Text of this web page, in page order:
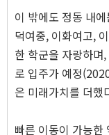
이 밖에도 정동 내
덕여중, 이화여고,
한 학군을 자랑하며
로 입주가 예정
은 미래가치를 더했
빠른 이동이 가능한